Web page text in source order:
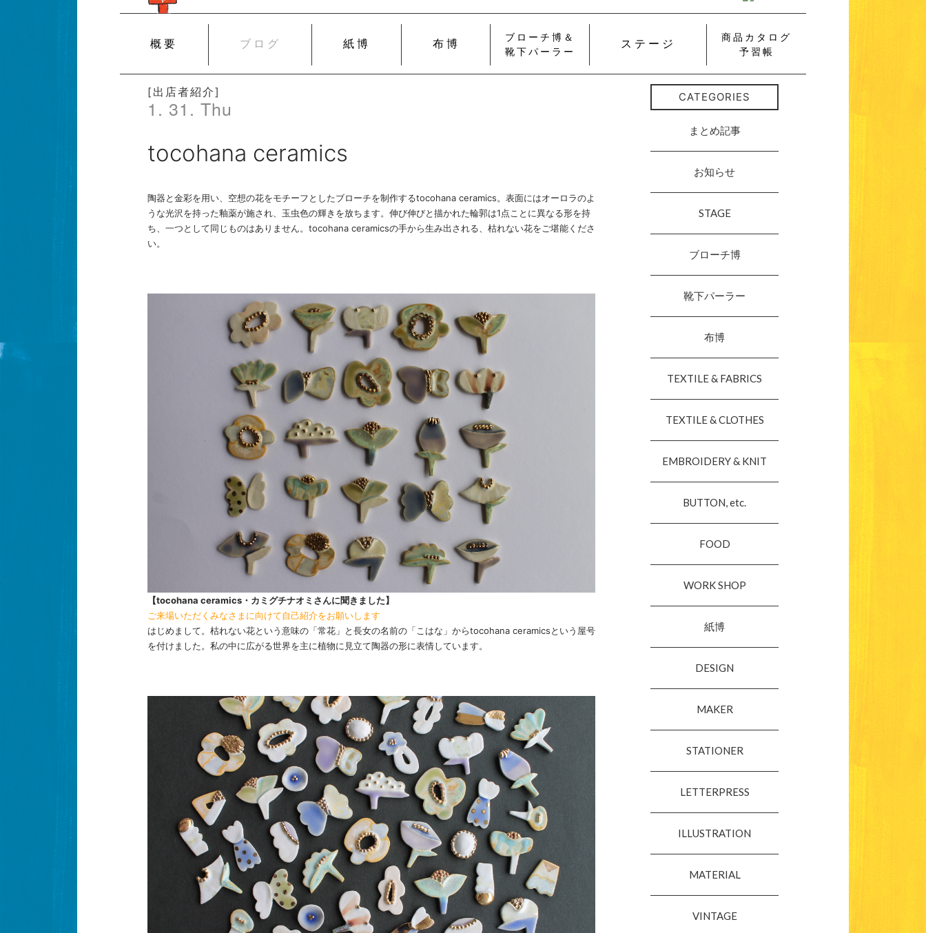
CONTENT
概要 ブログ 紙博 布博
ブローチ博＆
靴下パーラー
ステージ
商品カタログ
予習帳
[出店者紹介]
1. 31. Thu
tocohana ceramics
陶器と金彩を用い、空想の花をモチーフとしたブローチを制作するtocohana ceramics。表面にはオーロラのよ
うな光沢を持った釉薬が施され、玉虫色の輝きを放ちます。伸び伸びと描かれた輪郭は1点ことに異なる形を持
ち、一つとして同じものはありません。tocohana ceramicsの手から生み出される、枯れない花をご堪能くださ
い。
【tocohana ceramics・カミグチナオミさんに聞きました】
ご来場いただくみなさまに向けて自己紹介をお願いします
はじめまして。枯れない花という意味の「常花」と長女の名前の「こはな」からtocohana ceramicsという屋号
を付けました。私の中に広がる世界を主に植物に見立て陶器の形に表情しています。
CATEGORIES
まとめ記事
お知らせ
STAGE
ブローチ博
靴下パーラー
布博
TEXTILE & FABRICS
TEXTILE & CLOTHES
EMBROIDERY & KNIT
BUTTON, etc.
FOOD
WORK SHOP
紙博
DESIGN
MAKER
STATIONER
LETTERPRESS
ILLUSTRATION
MATERIAL
VINTAGE